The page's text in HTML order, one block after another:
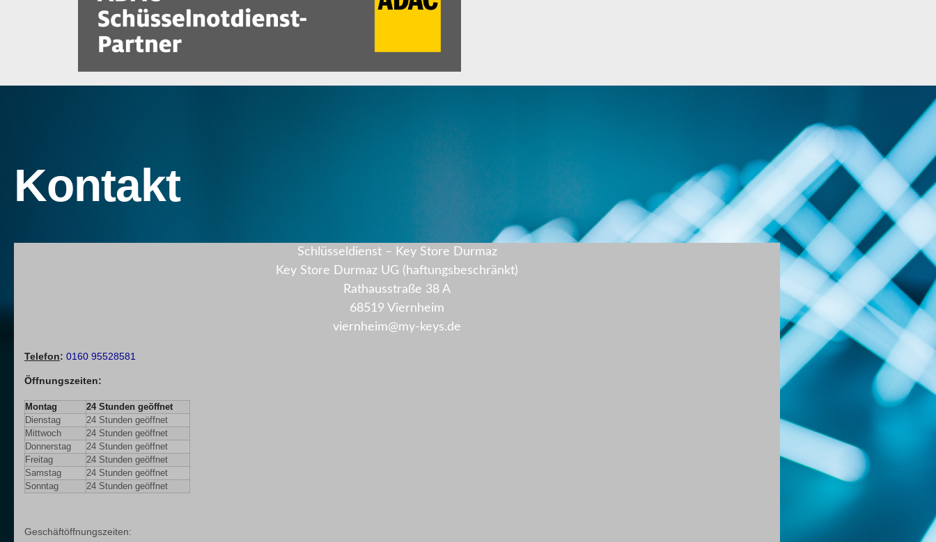
Kontakt
Schlüsseldienst – Key Store Durmaz
Key Store Durmaz UG (haftungsbeschränkt)
Rathausstraße 38 A
68519 Viernheim
viernheim@my-keys.de
Telefon: 0160 95528581
Öffnungszeiten:
Montag
24 Stunden geöffnet
Dienstag
24 Stunden geöffnet
Mittwoch
24 Stunden geöffnet
Donnerstag
24 Stunden geöffnet
Freitag
24 Stunden geöffnet
Samstag
24 Stunden geöffnet
Sonntag
24 Stunden geöffnet
Geschäftöffnungszeiten: